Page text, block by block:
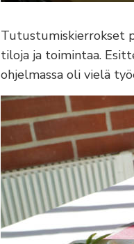
Tutustumiskierrokset
tiloja ja toimintaa.
ohjelmassa oli vielä